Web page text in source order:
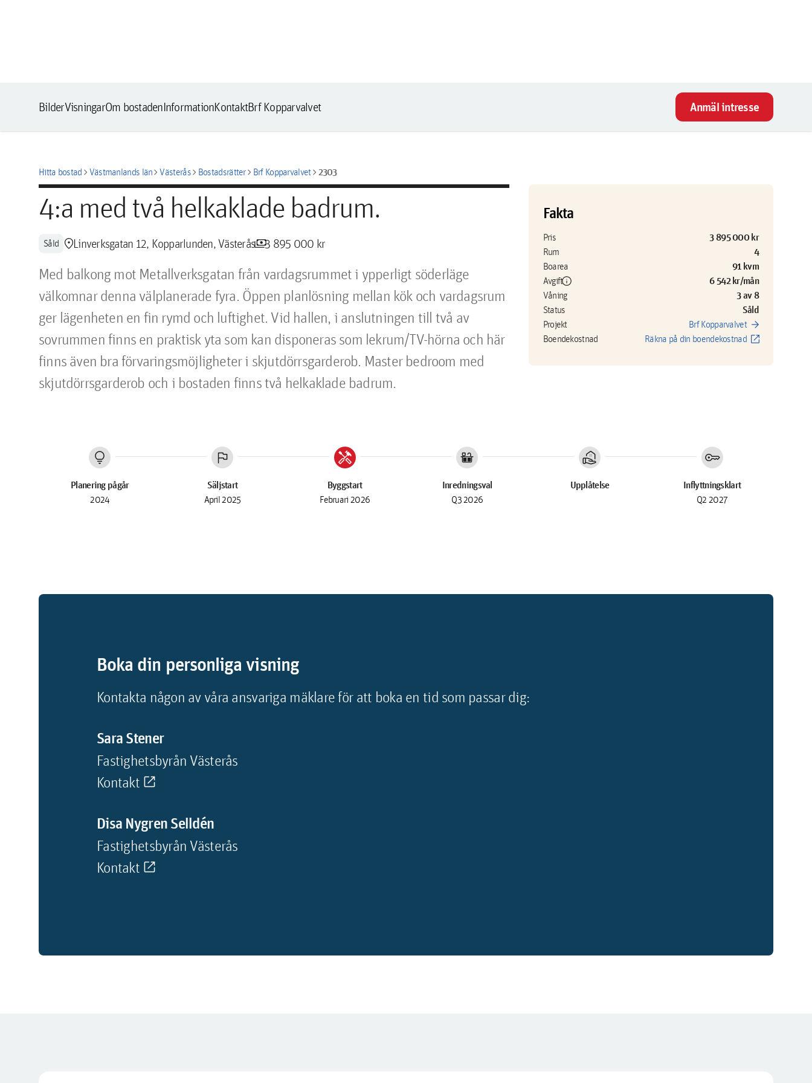
BilderVisningarOm bostadenInformationKontaktBrf Kopparvalvet Anmäl intresse
Hitta bostadchevron_rightVästmanlands länchevron_rightVästeråschevron_rightBostadsrätterchevron_rightBrf Kopparvalvetchevron_right2303
4:a med två helkaklade badrum.
Såld location_pinLinverksgatan 12, Kopparlunden, Västeråspayments3 895 000 kr
Med balkong mot Metallverksgatan från vardagsrummet i ypperligt söderläge
välkomnar denna välplanerade fyra. Öppen planlösning mellan kök och vardagsrum
ger lägenheten en fin rymd och luftighet. Vid hallen, i anslutningen till två av
sovrummen finns en praktisk yta som kan disponeras som lekrum/TV-hörna och här
finns även bra förvaringsmöjligheter i skjutdörrsgarderob. Master bedroom med
skjutdörrsgarderob och i bostaden finns två helkaklade badrum.
Fakta
Pris 3 895 000 kr
Rum 4
Boarea 91 kvm
Avgiftinfo 6 542 kr/mån
Våning 3 av 8
Status Såld
Projekt Brf Kopparvalvet arrow_forward
Boendekostnad Räkna på din boendekostnad open_in_new
lightbulb
Planering pågår
2024
flag
Säljstart
April 2025
handyman
Byggstart
Februari 2026
countertops
Inredningsval
Q3 2026
real_estate_agent
Upplåtelse
key
Inflyttningsklart
Q2 2027
Boka din personliga visning
Kontakta någon av våra ansvariga mäklare för att boka en tid som passar dig:
Sara Stener
Fastighetsbyrån Västerås
Kontakt
Disa Nygren Selldén
Fastighetsbyrån Västerås
Kontakt